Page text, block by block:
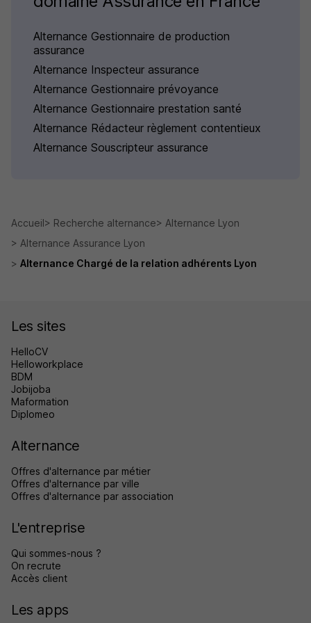
Alternance Gestionnaire de production
assurance
Alternance Inspecteur assurance
Alternance Gestionnaire prévoyance
Alternance Gestionnaire prestation santé
Alternance Rédacteur règlement contentieux
Alternance Souscripteur assurance
Accueil Recherche alternance
Alternance Lyon
Alternance Assurance Lyon
Alternance Chargé de la relation adhérents Lyon
Les sites
HelloCV
Helloworkplace
BDM
Jobijoba
Maformation
Diplomeo
Alternance
Offres d'alternance par métier
Offres d'alternance par ville
Offres d'alternance par association
L'entreprise
Qui sommes-nous ?
On recrute
Accès client
Les apps